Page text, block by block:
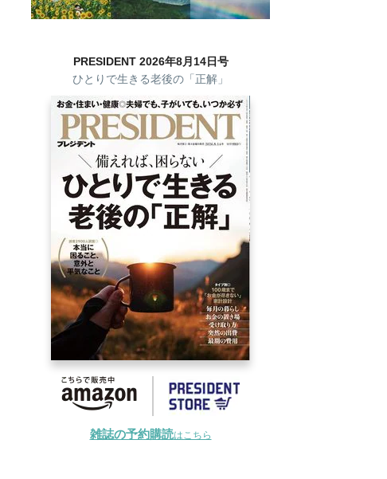
PRESIDENT 2026年8月14日号
ひとりで生きる老後の「正解」
雑誌の予約購読はこちら